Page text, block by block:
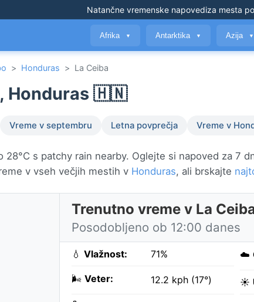
Natančne vremenske napovediza mesta
Afrika ▼ Antarktika ▼ Azija ▼
> Honduras > La Ceiba
Honduras 🇭🇳
Vreme v septembru Letna povprečja Vreme v
28°C s patchy rain nearby. Oglejte si napoved za 7
v vseh večjih mestih v Honduras, ali brskajte
Trenutno vreme v La
Posodobljeno ob 12:00 danes
💧 Vlažnost: 71%
🌬️ Veter: 12.2 kph (17°)
☁️
☀️